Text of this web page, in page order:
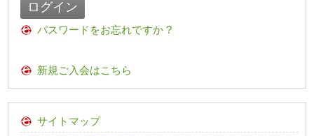
パスワードをお忘れですか ?
新規ご入会はこちら
サイトマップ